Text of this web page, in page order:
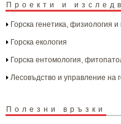
Проекти и
Горска генетика, физиология и
Горска екология
Горска ентомология,
Лесовъдство и управление на
Полезни връзки